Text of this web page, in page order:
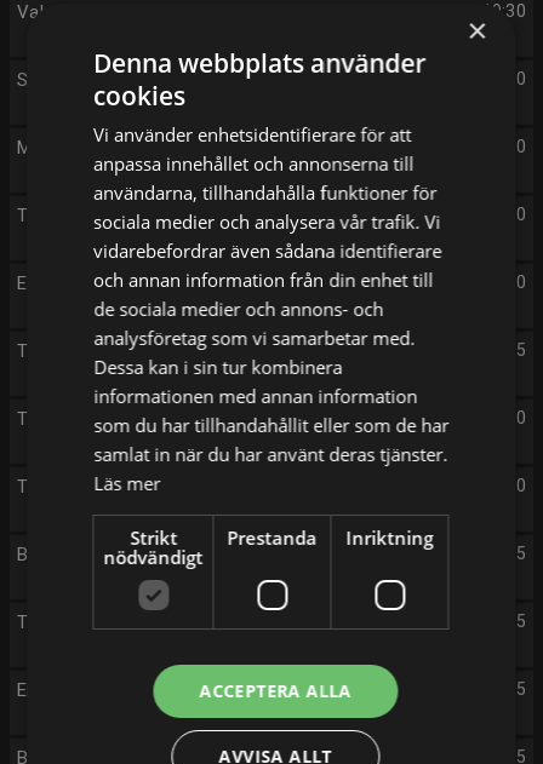
19:30
Valutfrågningen: Daniel Helldén/Amanda Lind
20:00
Sveriges dummaste
21:00
Morden i Helsingör
22:00
TV4 Nyheterna och Sporten
22:40
Ekonominyheterna
22:55
TV4 Vädret
23:00
The Rookie
23:50
The Rookie
00:45
Brilliant Minds
01:45
The Ridge
02:45
En plats i solen
03:45
Brilliant Minds
×
Denna webbplats använder
cookies
Vi använder enhetsidentifierare för att
anpassa innehållet och annonserna till
användarna, tillhandahålla funktioner för
sociala medier och analysera vår trafik. Vi
vidarebefordrar även sådana identifierare
och annan information från din enhet till
de sociala medier och annons- och
analysföretag som vi samarbetar med.
Dessa kan i sin tur kombinera
informationen med annan information
som du har tillhandahållit eller som de har
samlat in när du har använt deras tjänster.
Läs mer
Strikt
nödvändigt
Prestanda Inriktning
ACCEPTERA ALLA
AVVISA ALLT